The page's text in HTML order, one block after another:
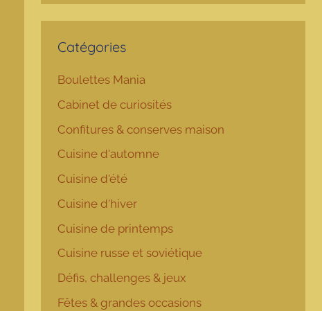
Catégories
Boulettes Mania
Cabinet de curiosités
Confitures & conserves maison
Cuisine d'automne
Cuisine d'été
Cuisine d'hiver
Cuisine de printemps
Cuisine russe et soviétique
Défis, challenges & jeux
Fêtes & grandes occasions